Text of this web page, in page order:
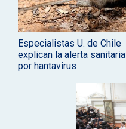
Especialistas U. de Chile
explican la alerta sanitaria
por hantavirus